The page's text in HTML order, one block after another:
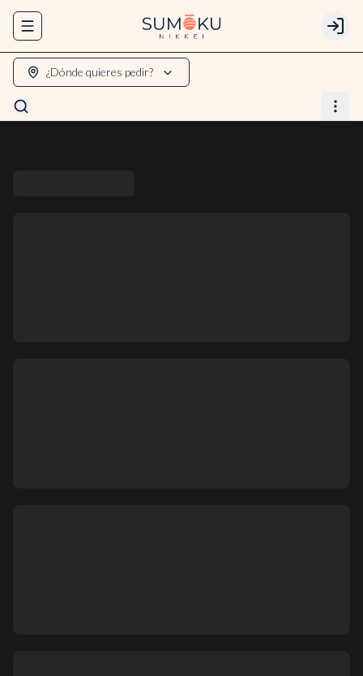
Abrir menu de navegación Login
¿Dónde quieres pedir?